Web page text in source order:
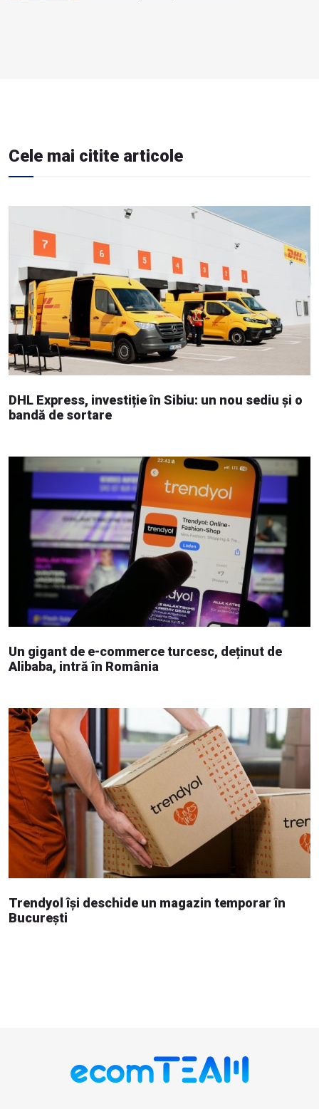
Cele mai citite articole
DHL Express, investiție în Sibiu: un nou sediu și o
bandă de sortare
Un gigant de e-commerce turcesc, deținut de
Alibaba, intră în România
Trendyol își deschide un magazin temporar în
București